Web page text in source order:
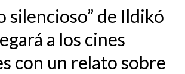
silencioso” de Ildikó
a los cines
con un relato sobre